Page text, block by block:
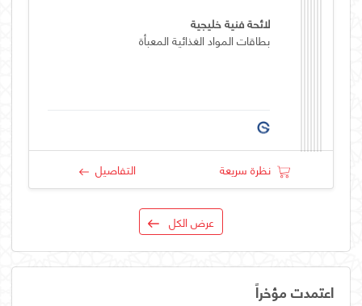
لائحة فنية خليجية
بطاقات المواد الغذائية المعبأة
نظرة سريعة التفاصيل
عرض الكل
اعتمدت مؤخراً